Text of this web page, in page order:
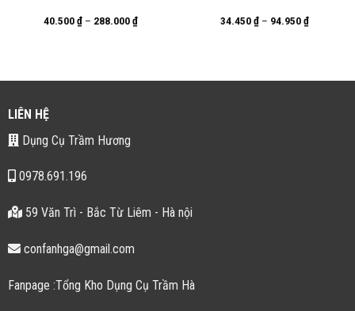
40.500₫ – 288.000₫ 34.450₫– 94.950₫
LIÊN HỆ
Dụng Cụ Trầm Hương
0978.691.196
59 Văn Trì - Bắc Từ Liêm - Hà nội
confanhga@gmail.com
Fanpage :Tổng Kho Dụng Cụ Trầm Hà